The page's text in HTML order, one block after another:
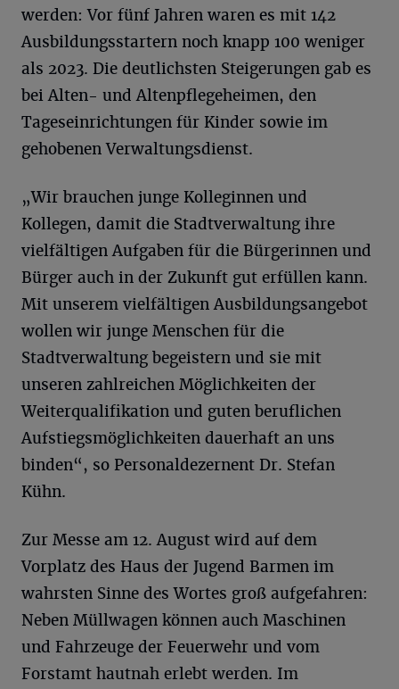
werden: Vor fünf Jahren waren es mit 142
Ausbildungsstartern noch knapp 100 weniger
als 2023. Die deutlichsten Steigerungen gab es
bei Alten- und Altenpflegeheimen, den
Tageseinrichtungen für Kinder sowie im
gehobenen Verwaltungsdienst.
„Wir brauchen junge Kolleginnen und
Kollegen, damit die Stadtverwaltung ihre
vielfältigen Aufgaben für die Bürgerinnen und
Bürger auch in der Zukunft gut erfüllen kann.
Mit unserem vielfältigen Ausbildungsangebot
wollen wir junge Menschen für die
Stadtverwaltung begeistern und sie mit
unseren zahlreichen Möglichkeiten der
Weiterqualifikation und guten beruflichen
Aufstiegsmöglichkeiten dauerhaft an uns
binden“, so Personaldezernent Dr. Stefan
Kühn.
Zur Messe am 12. August wird auf dem
Vorplatz des Haus der Jugend Barmen im
wahrsten Sinne des Wortes groß aufgefahren:
Neben Müllwagen können auch Maschinen
und Fahrzeuge der Feuerwehr und vom
Forstamt hautnah erlebt werden. Im